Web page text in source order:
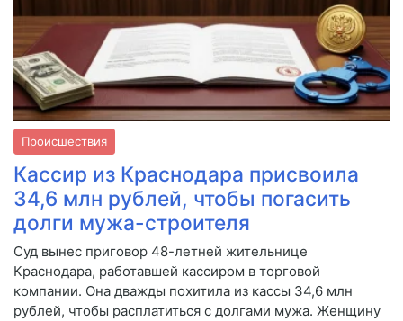
Происшествия
Кассир из Краснодара присвоила
34,6 млн рублей, чтобы погасить
долги мужа-строителя
Суд вынес приговор 48-летней жительнице
Краснодара, работавшей кассиром в торговой
компании. Она дважды похитила из кассы 34,6 млн
рублей, чтобы расплатиться с долгами мужа. Женщину